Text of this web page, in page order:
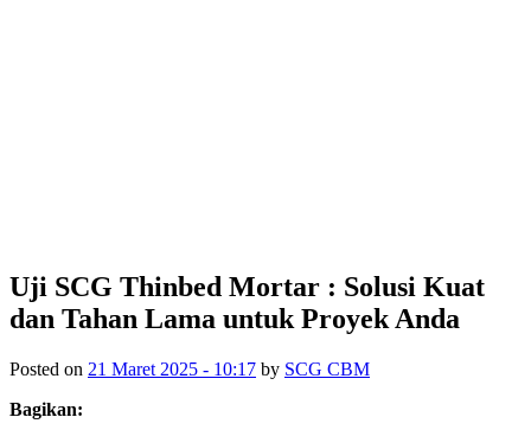
Uji SCG Thinbed Mortar : Solusi Kuat
dan Tahan Lama untuk Proyek Anda
Posted on 21 Maret 2025 - 10:17 by SCG CBM
Bagikan: